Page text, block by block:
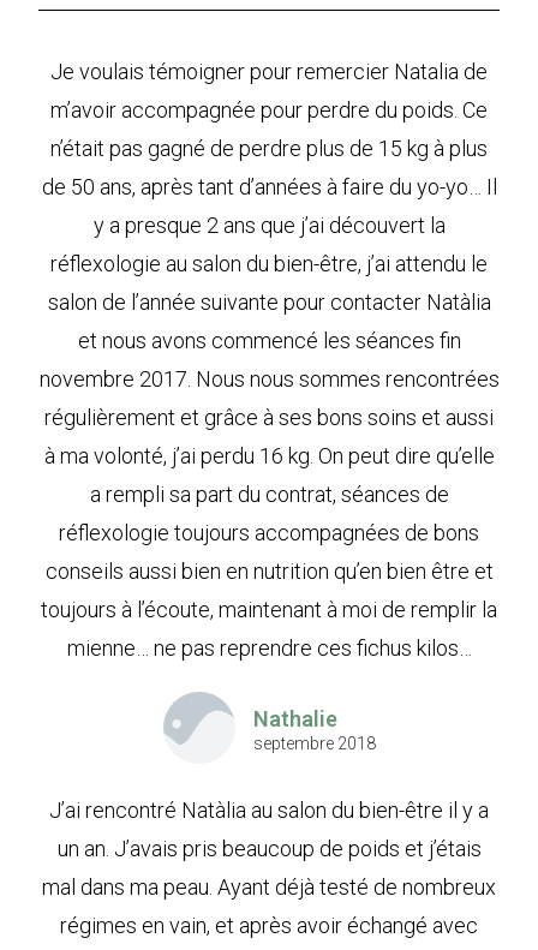
Je voulais témoigner pour remercier Natalia de
m’avoir accompagnée pour perdre du poids. Ce
n’était pas gagné de perdre plus de 15 kg à plus
de 50 ans, après tant d’années à faire du yo-yo… Il
y a presque 2 ans que j’ai découvert la
réflexologie au salon du bien-être, j’ai attendu le
salon de l’année suivante pour contacter Natàlia
et nous avons commencé les séances fin
novembre 2017. Nous nous sommes rencontrées
régulièrement et grâce à ses bons soins et aussi
à ma volonté, j’ai perdu 16 kg. On peut dire qu’elle
a rempli sa part du contrat, séances de
réflexologie toujours accompagnées de bons
conseils aussi bien en nutrition qu’en bien être et
toujours à l’écoute, maintenant à moi de remplir la
mienne… ne pas reprendre ces fichus kilos…
Nathalie
septembre 2018
J’ai rencontré Natàlia au salon du bien-être il y a
un an. J’avais pris beaucoup de poids et j’étais
mal dans ma peau. Ayant déjà testé de nombreux
régimes en vain, et après avoir échangé avec